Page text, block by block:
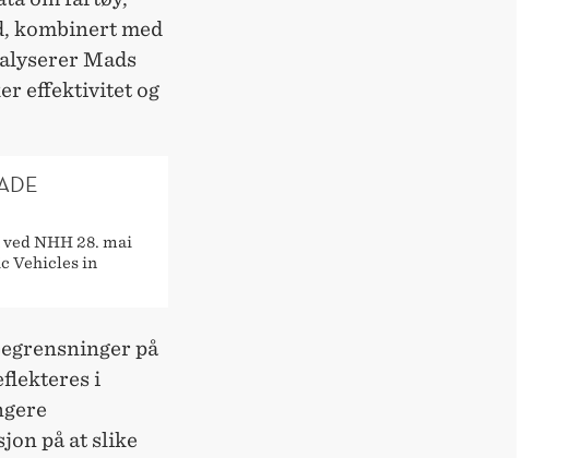
kombinert med
Mads
effektivitet og
NHH 28. mai
Vehicles in
på
i
på at slike